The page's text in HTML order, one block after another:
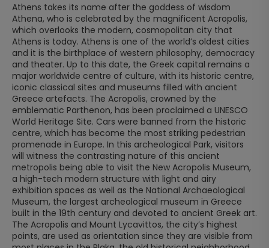
Athens takes its name after the goddess of wisdom
Athena, who is celebrated by the magnificent Acropolis,
which overlooks the modern, cosmopolitan city that
Athens is today. Athens is one of the world’s oldest cities
and it is the birthplace of western philosophy, democracy
and theater. Up to this date, the Greek capital remains a
major worldwide centre of culture, with its historic centre,
iconic classical sites and museums filled with ancient
Greece artefacts. The Acropolis, crowned by the
emblematic Parthenon, has been proclaimed a UNESCO
World Heritage Site. Cars were banned from the historic
centre, which has become the most striking pedestrian
promenade in Europe. In this archeological Park, visitors
will witness the contrasting nature of this ancient
metropolis being able to visit the New Acropolis Museum,
a high-tech modern structure with light and airy
exhibition spaces as well as the National Archaeological
Museum, the largest archeological museum in Greece
built in the 19th century and devoted to ancient Greek art.
The Acropolis and Mount Lycavittos, the city’s highest
points, are used as orientation since they are visible from